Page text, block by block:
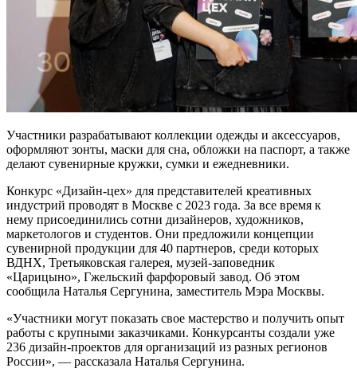
Участники разрабатывают коллекции одежды и аксессуаров,
оформляют зонты, маски для сна, обложки на паспорт, а также
делают сувенирные кружки, сумки и ежедневники.
Конкурс «Дизайн-цех» для представителей креативных
индустрий проводят в Москве с 2023 года. За все время к
нему присоединились сотни дизайнеров, художников,
маркетологов и студентов. Они предложили концепции
сувенирной продукции для 40 партнеров, среди которых
ВДНХ, Третьяковская галерея, музей-заповедник
«Царицыно», Гжельский фарфоровый завод. Об этом
сообщила Наталья Сергунина, заместитель Мэра Москвы.
«Участники могут показать свое мастерство и получить опыт
работы с крупными заказчиками. Конкурсанты создали уже
236 дизайн-проектов для организаций из разных регионов
России», — рассказала Наталья Сергунина.